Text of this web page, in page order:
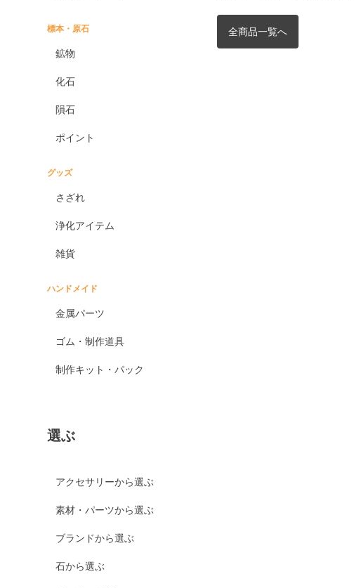
標本・原石
鉱物
化石
隕石
ポイント
グッズ
さざれ
浄化アイテム
雑貨
ハンドメイド
金属パーツ
ゴム・制作道具
制作キット・パック
選ぶ
アクセサリーから選ぶ
素材・パーツから選ぶ
ブランドから選ぶ
石から選ぶ
全商品一覧へ